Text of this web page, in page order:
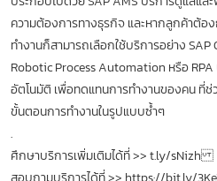
ความต้องการทางธุรกิจ และหากลูกค้าต้อ
ทำงานก็สามารถเลือกใช้บริการอย่าง
Robotic Process Automation หรือ
อัตโนมัติ เพื่อทดแทนการทำงานของคน ที่ช่
ขั้นตอนการทำงานในรูปแบบซ้ำๆ
.
ศึกษาบริการเพิ่มเติมได้ที่ >> t.ly/sNizh